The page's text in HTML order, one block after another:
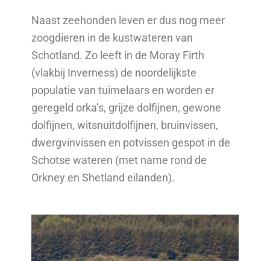
Naast zeehonden leven er dus nog meer
zoogdieren in de kustwateren van
Schotland. Zo leeft in de Moray Firth
(vlakbij Inverness) de noordelijkste
populatie van tuimelaars en worden er
geregeld orka’s, grijze dolfijnen, gewone
dolfijnen, witsnuitdolfijnen, bruinvissen,
dwergvinvissen en potvissen gespot in de
Schotse wateren (met name rond de
Orkney en Shetland eilanden).